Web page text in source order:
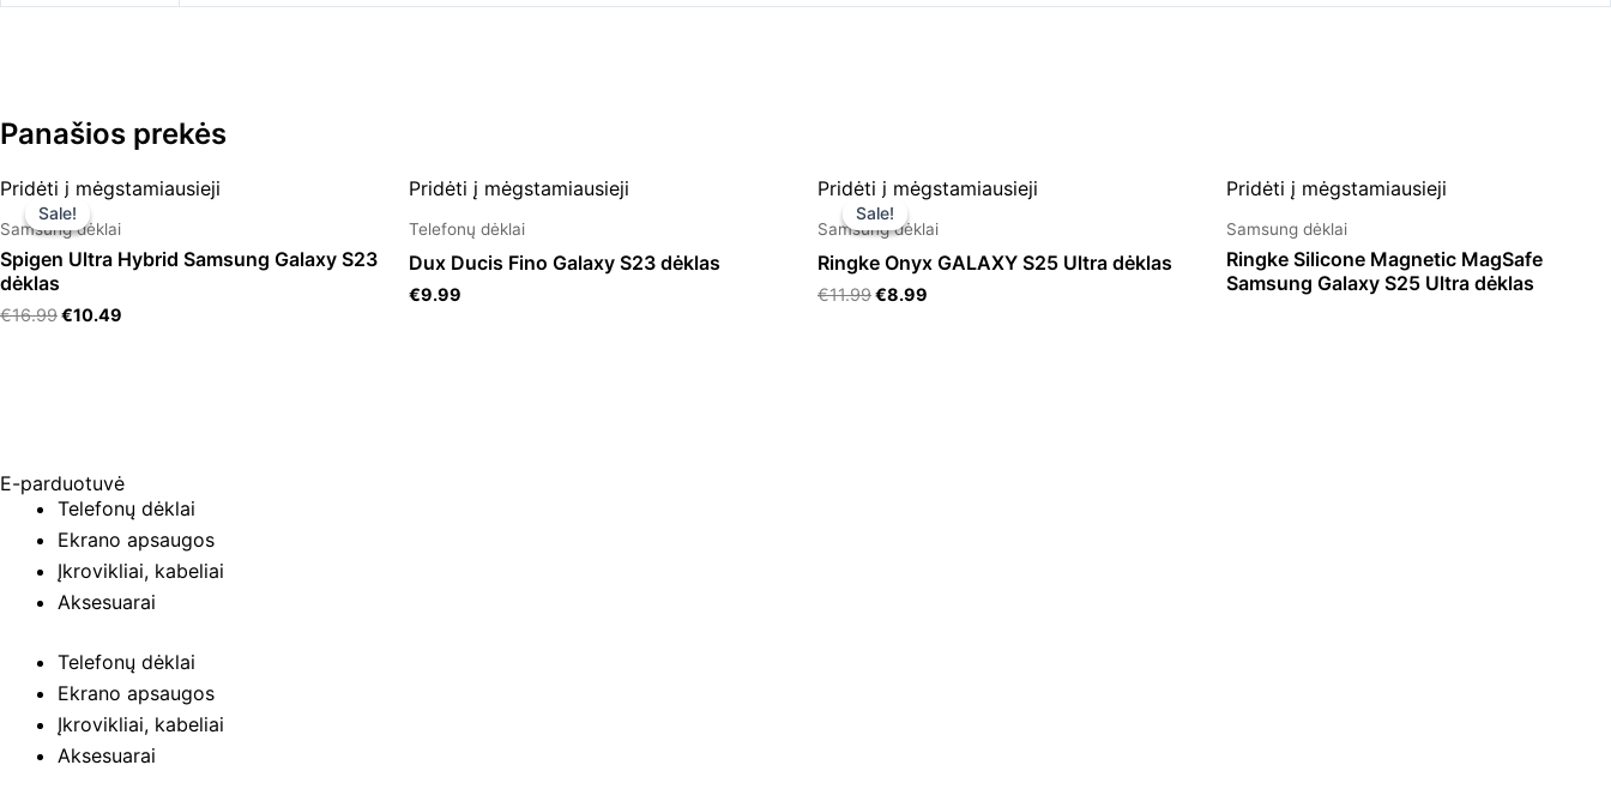
Panašios prekės
Pridėti į mėgstamiausieji
Sale!
Sale!
Samsung dėklai
Spigen Ultra Hybrid Samsung Galaxy S23
dėklas
€16.99
Original
price
was:
€10.49
Current
price
Pridėti į mėgstamiausieji
Telefonų dėklai
Dux Ducis Fino Galaxy S23 dėklas
€9.99
Pridėti į mėgstamiausieji
Sale!
Sale!
Samsung dėklai
Ringke Onyx GALAXY S25 Ultra dėklas
€11.99
Original
price
was:
€8.99
Current
price
is:
Pridėti į mėgstamiausieji
Samsung dėklai
Ringke Silicone Magnetic MagSafe
Samsung Galaxy S25 Ultra dėklas
E-parduotuvė
Telefonų dėklai
Ekrano apsaugos
Įkrovikliai, kabeliai
Aksesuarai
Telefonų dėklai
Ekrano apsaugos
Įkrovikliai, kabeliai
Aksesuarai